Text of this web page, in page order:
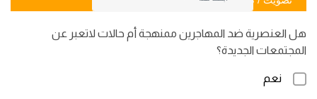
هل العنصرية ضد المهاجرين ممنهجة أم حالات لاتعبر عن
المجتمعات الجديدة؟
نعم